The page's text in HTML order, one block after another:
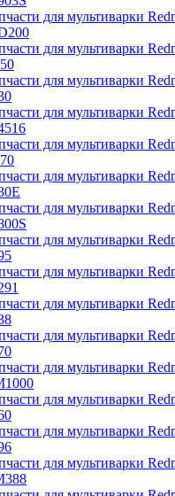
для мультиварки
для мультиварки
для мультиварки
для мультиварки
для мультиварки
для мультиварки
для мультиварки
для мультиварки
для мультиварки
для мультиварки
для мультиварки
для мультиварки
для мультиварки
для мультиварки
для мультиварки